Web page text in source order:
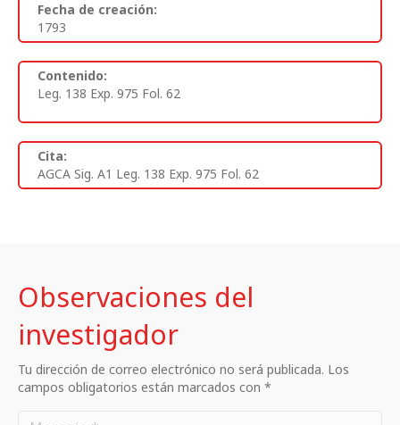
Fecha de creación:
1793
Contenido:
Leg. 138 Exp. 975 Fol. 62
Cita:
AGCA Sig. A1 Leg. 138 Exp. 975 Fol. 62
Observaciones del
investigador
Tu dirección de correo electrónico no será publicada. Los
campos obligatorios están marcados con *